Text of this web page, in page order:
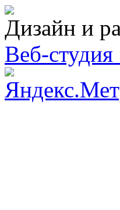
Дизайн и
Веб-